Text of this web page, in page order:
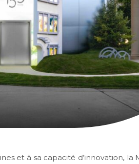
et à sa capacité d’innovation, la